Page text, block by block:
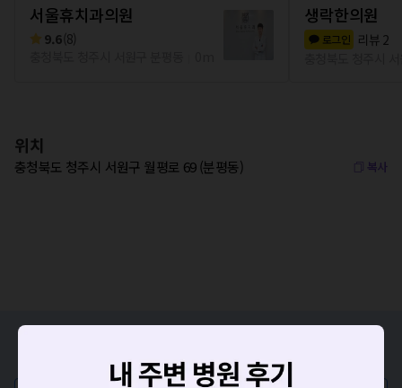
서울휴치과의원
9.6(8)
생락한의원
로그인 리뷰 2
위치
충청북도 청주시 서원구 월평로 69 (분평동) 복사
의사가 직접 답해드려요!